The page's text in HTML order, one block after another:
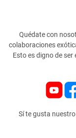
Quédate con
colaboraciones
Esto es digno de
Sí te gusta